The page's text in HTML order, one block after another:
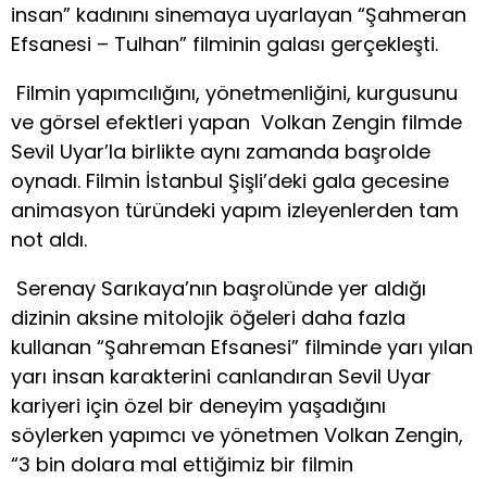
insan” kadınını sinemaya uyarlayan “Şahmeran
Efsanesi – Tulhan” filminin galası gerçekleşti.
Filmin yapımcılığını, yönetmenliğini, kurgusunu
ve görsel efektleri yapan Volkan Zengin filmde
Sevil Uyar’la birlikte aynı zamanda başrolde
oynadı. Filmin İstanbul Şişli’deki gala gecesine
animasyon türündeki yapım izleyenlerden tam
not aldı.
Serenay Sarıkaya’nın başrolünde yer aldığı
dizinin aksine mitolojik öğeleri daha fazla
kullanan “Şahreman Efsanesi” filminde yarı yılan
yarı insan karakterini canlandıran Sevil Uyar
kariyeri için özel bir deneyim yaşadığını
söylerken yapımcı ve yönetmen Volkan Zengin,
“3 bin dolara mal ettiğimiz bir filmin